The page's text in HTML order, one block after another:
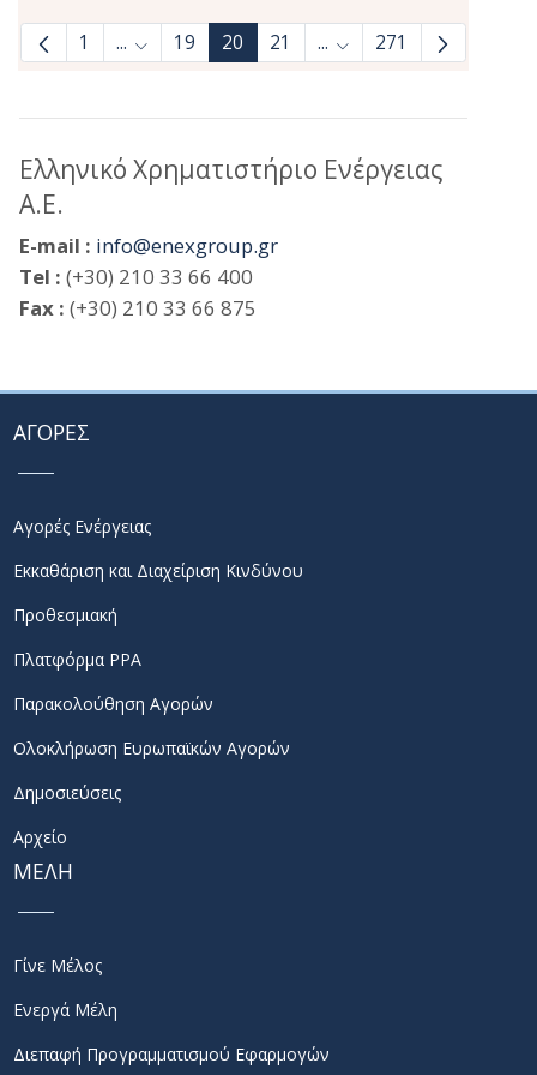
1 ... Ενδιάμεσες σελίδες Use TAB to navigate.
19 20 21 ... Ενδιάμεσες σελίδες
271
Ελληνικό Χρηματιστήριο Ενέργειας
Α.Ε.
E-mail : info@enexgroup.gr
Tel : (+30) 210 33 66 400
Fax : (+30) 210 33 66 875
ΑΓΟΡΕΣ
Αγορές Ενέργειας
Εκκαθάριση και Διαχείριση Κινδύνου
Προθεσμιακή
Πλατφόρμα PPA
Παρακολούθηση Αγορών
Ολοκλήρωση Ευρωπαϊκών Αγορών
Δημοσιεύσεις
Αρχείο
ΜΕΛΗ
Γίνε Μέλος
Ενεργά Μέλη
Διεπαφή Προγραμματισμού Εφαρμογών